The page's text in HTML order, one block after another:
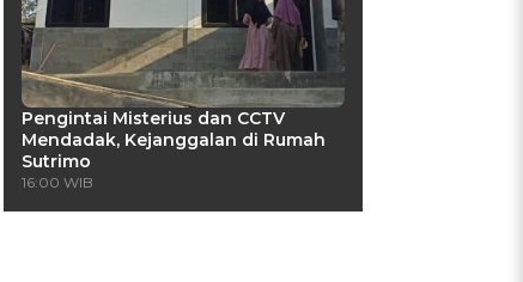
Pengintai Misterius dan CCTV
Mendadak, Kejanggalan di Rumah
Sutrimo
16:00 WIB